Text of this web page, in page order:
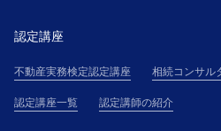
１．本講座の受講希望者（以
う）は、本サイト上に掲載す
申込」という)を行ない、氏名
認定講座
不動産実務検定認定講座 相続コンサル
認定講座一覧 認定講師の紹介